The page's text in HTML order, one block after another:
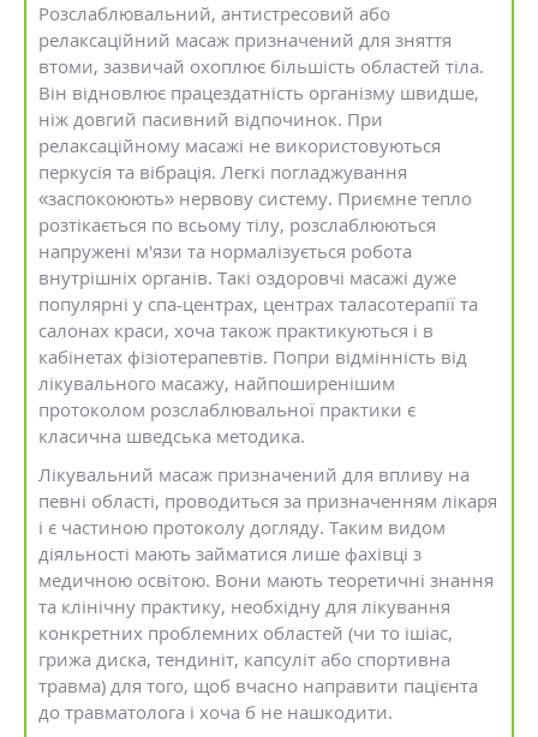
Розслаблювальний, антистресовий або
релаксаційний масаж призначений для зняття
втоми, зазвичай охоплює більшість областей тіла.
Він відновлює працездатність організму швидше,
ніж довгий пасивний відпочинок. При
релаксаційному масажі не використовуються
перкусія та вібрація. Легкі погладжування
«заспокоюють» нервову систему. Приємне тепло
розтікається по всьому тілу, розслаблюються
напружені м'язи та нормалізується робота
внутрішніх органів. Такі оздоровчі масажі дуже
популярні у спа-центрах, центрах таласотерапії та
салонах краси, хоча також практикуються і в
кабінетах фізіотерапевтів. Попри відмінність від
лікувального масажу, найпоширенішим
протоколом розслаблювальної практики є
класична шведська методика.
Лікувальний масаж призначений для впливу на
певні області, проводиться за призначенням лікаря
і є частиною протоколу догляду. Таким видом
діяльності мають займатися лише фахівці з
медичною освітою. Вони мають теоретичні знання
та клінічну практику, необхідну для лікування
конкретних проблемних областей (чи то ішіас,
грижа диска, тендиніт, капсуліт або спортивна
травма) для того, щоб вчасно направити пацієнта
до травматолога і хоча б не нашкодити.